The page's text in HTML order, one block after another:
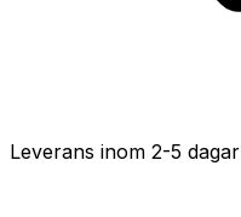
Leverans inom 2-5 dagar